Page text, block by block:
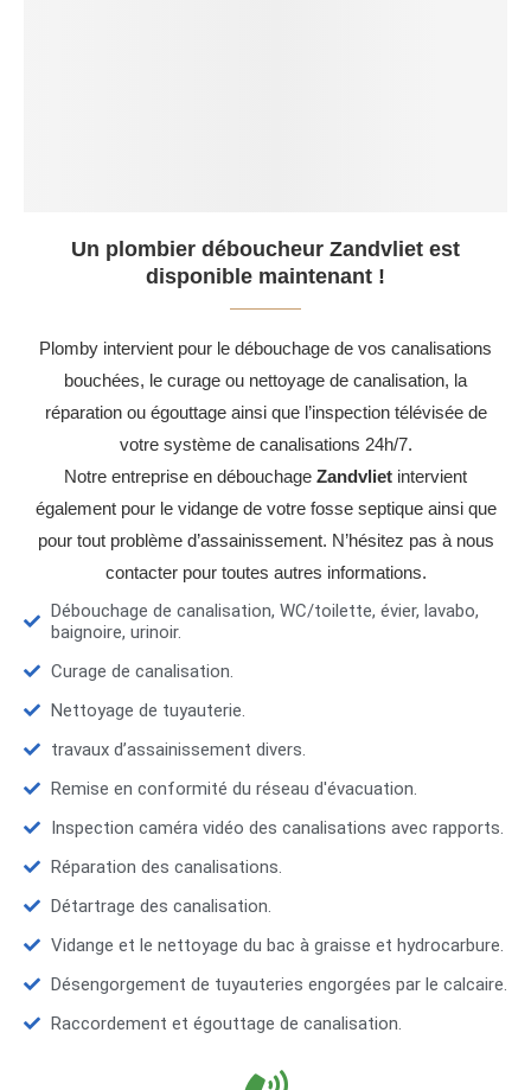
Un plombier déboucheur Zandvliet est
disponible maintenant !
Plomby intervient pour le débouchage de vos canalisations
bouchées, le curage ou nettoyage de canalisation, la
réparation ou égouttage ainsi que l’inspection télévisée de
votre système de canalisations 24h/7.
Notre entreprise en débouchage Zandvliet intervient
également pour le vidange de votre fosse septique ainsi que
pour tout problème d’assainissement. N’hésitez pas à nous
contacter pour toutes autres informations.
Débouchage de canalisation, WC/toilette, évier, lavabo,
baignoire, urinoir.
Curage de canalisation.
Nettoyage de tuyauterie.
travaux d’assainissement divers.
Remise en conformité du réseau d'évacuation.
Inspection caméra vidéo des canalisations avec rapports.
Réparation des canalisations.
Détartrage des canalisation.
Vidange et le nettoyage du bac à graisse et hydrocarbure.
Désengorgement de tuyauteries engorgées par le calcaire.
Raccordement et égouttage de canalisation.